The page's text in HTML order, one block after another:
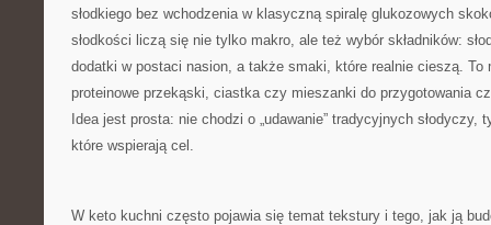
słodkiego bez wchodzenia w klasyczną spiralę glukozowych
słodkości liczą się nie tylko makro, ale też wybór składników:
dodatki w postaci nasion, a także smaki, które realnie cieszą. To
proteinowe przekąski, ciastka czy mieszanki do przygotowania
Idea jest prosta: nie chodzi o „udawanie” tradycyjnych słodyczy,
które wspierają cel.
W keto kuchni często pojawia się temat tekstury i tego, jak ją